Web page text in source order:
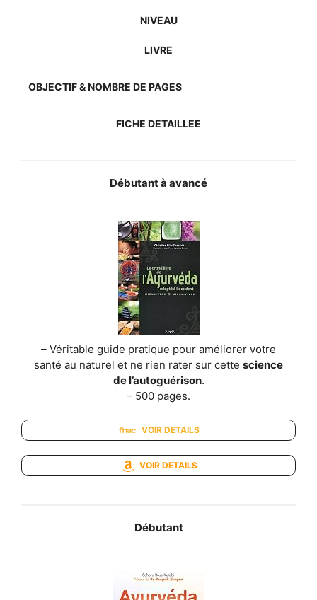
NIVEAU
LIVRE
OBJECTIF & NOMBRE DE PAGES
FICHE DETAILLEE
Débutant à avancé
– Véritable guide pratique pour améliorer votre
santé au naturel et ne rien rater sur cette science
de l’autoguérison.
– 500 pages.
VOIR DETAILS
VOIR DETAILS
Débutant